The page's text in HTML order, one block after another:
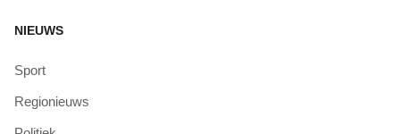
NIEUWS
Sport
Regionieuws